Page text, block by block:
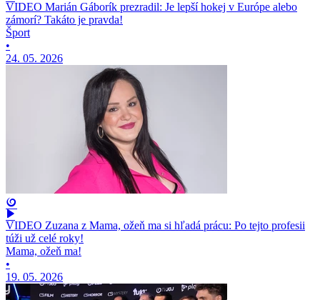
VIDEO Marián Gáborík prezradil: Je lepší hokej v Európe alebo
zámorí? Takáto je pravda!
Šport
•
24. 05. 2026
VIDEO Zuzana z Mama, ožeň ma si hľadá prácu: Po tejto profesii
túži už celé roky!
Mama, ožeň ma!
•
19. 05. 2026